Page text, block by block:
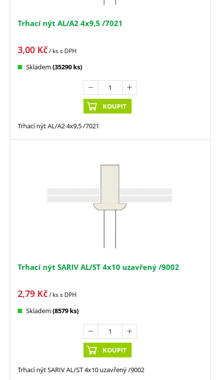
Trhací nýt AL/A2 4x9,5 /7021
3,00 Kč/ kss DPH
Skladem (35290 ks)
KOUPIT
Trhací nýt AL/A2 4x9,5 /7021
Trhací nýt SARIV AL/ST 4x10 uzavřený /9002
2,79 Kč/ kss DPH
Skladem (8579 ks)
KOUPIT
Trhací nýt SARIV AL/ST 4x10 uzavřený /9002